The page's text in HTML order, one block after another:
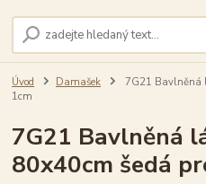
Úvod Damašek
7G21 Bavlněná
1cm
7G21 Bavlněná
80x40cm šedá